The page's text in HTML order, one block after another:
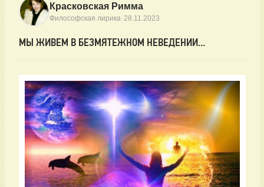
Красковская Римма
Философская лирика·28.11.2023
МЫ ЖИВЕМ В БЕЗМЯТЕЖНОМ НЕВЕДЕНИИ...